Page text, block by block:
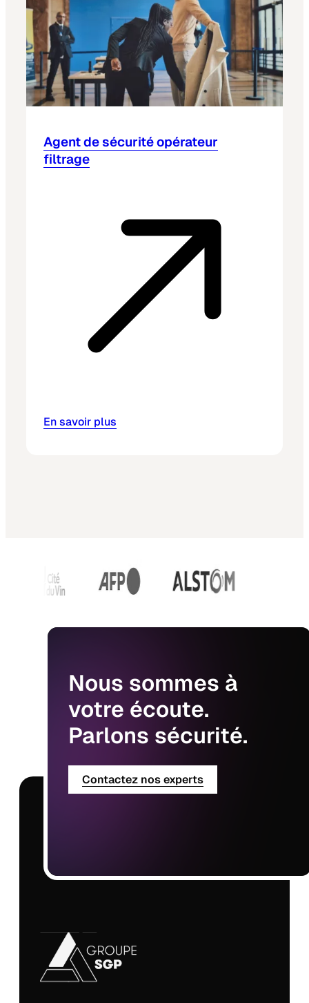
Agent de sécurité opérateur
filtrage
En savoir plus
Nous sommes à
votre écoute.
Parlons sécurité.
Contactez nos experts